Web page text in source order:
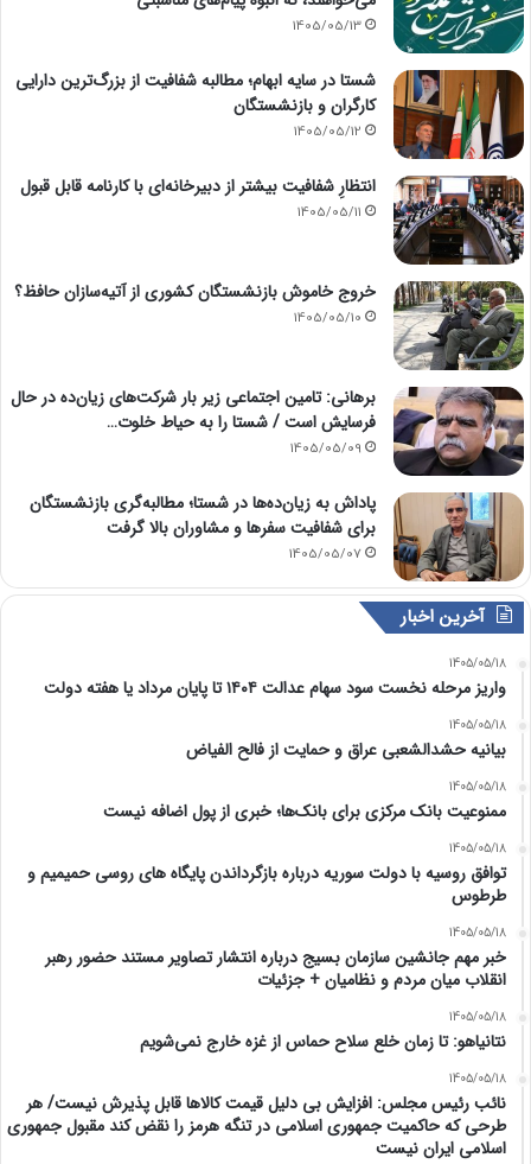
1405/05/13
شستا در سایه ابهام؛ مطالبه شفافیت از بزرگ‌ترین دارایی
کارگران و بازنشستگان
1405/05/12
انتظارِ شفافیت بیشتر از دبیرخانه‌ای با کارنامه قابل قبول
1405/05/11
خروج خاموش بازنشستگان کشوری از آتیه‌سازان حافظ؟
1405/05/10
برهانی: تامین اجتماعی زیر بار شرکت‌های زیان‌ده در حال
فرسایش است / شستا را به حیاط خلوت…
1405/05/09
پاداش به زیان‌ده‌ها در شستا؛ مطالبه‌گری بازنشستگان
برای شفافیت سفرها و مشاوران بالا گرفت
1405/05/07
آخرین اخبار
1405/05/18
واریز مرحله نخست سود سهام عدالت ۱۴۰۴ تا پایان مرداد یا هفته دولت
1405/05/18
بیانیه حشدالشعبی عراق و حمایت از فالح الفیاض
1405/05/18
ممنوعیت بانک مرکزی برای بانک‌ها؛ خبری از پول اضافه نیست
1405/05/18
توافق روسیه با دولت سوریه درباره بازگرداندن پایگاه های روسی حمیمیم و
طرطوس
1405/05/18
خبر مهم جانشین سازمان بسیج درباره انتشار تصاویر مستند حضور رهبر
انقلاب میان مردم و نظامیان + جزئیات
1405/05/18
نتانیاهو: تا زمان خلع سلاح حماس از غزه خارج نمی‌شویم
1405/05/18
نائب رئیس مجلس: افزایش بی دلیل قیمت کالاها قابل پذیرش نیست/ هر
طرحی که حاکمیت جمهوری اسلامی در تنگه هرمز را نقض کند مقبول جمهوری
اسلامی ایران نیست